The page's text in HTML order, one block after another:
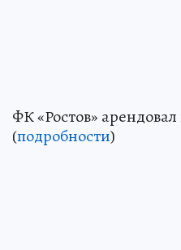
ФК «Ростов»
(подробности)